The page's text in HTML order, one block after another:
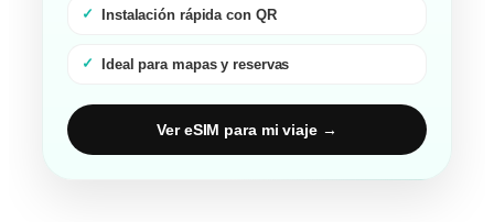
Instalación rápida con QR
Ideal para mapas y reservas
Ver eSIM para mi viaje →